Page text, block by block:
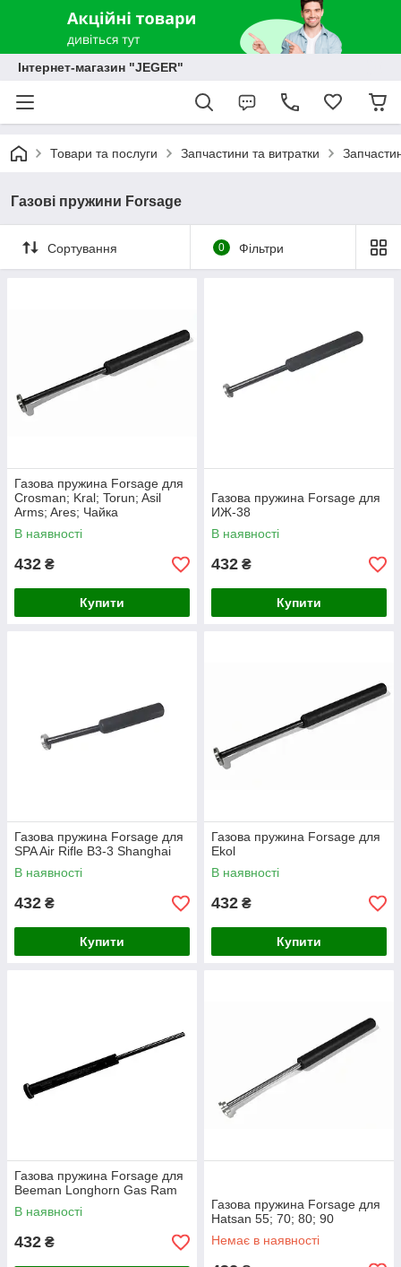
Інтернет-магазин "JEGER"
Товари та послуги Запчастини та витратки
Газові пружини Forsage
Сортування 0 Фільтри
Газова пружина Forsage для
Crosman; Kral; Torun; Asil
Arms; Ares; Чайка
В наявності
432 ₴
Купити
Газова пружина Forsage для
ИЖ-38
В наявності
432 ₴
Купити
Газова пружина Forsage для
SPA Air Rifle B3-3 Shanghai
В наявності
432 ₴
Купити
Газова пружина Forsage для
Ekol
В наявності
432 ₴
Купити
Газова пружина Forsage для
Beeman Longhorn Gas Ram
В наявності
432 ₴
Газова пружина Forsage для
Hatsan 55; 70; 80; 90
Немає в наявності